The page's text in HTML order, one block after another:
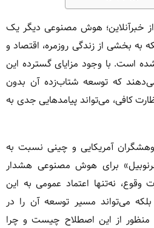
خبرآنلاین؛ هوش مصنوعی دیگر یک
به بخشی از زندگی روزمره، اقتصاد و
است. با وجود مزایای گسترده این
که توسعه شتاب‌زده آن بدون
کافی، می‌تواند پیامدهایی جدی به
آمریکایی و چینی نسبت به
برای هوش مصنوعی هشدار
وقوع، نه‌تنها اعتماد عمومی به این
می‌تواند مسیر توسعه آن را در
منظور از این اصطلاح چیست و چرا